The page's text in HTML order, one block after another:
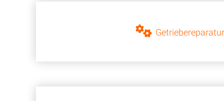
Getriebereparatur